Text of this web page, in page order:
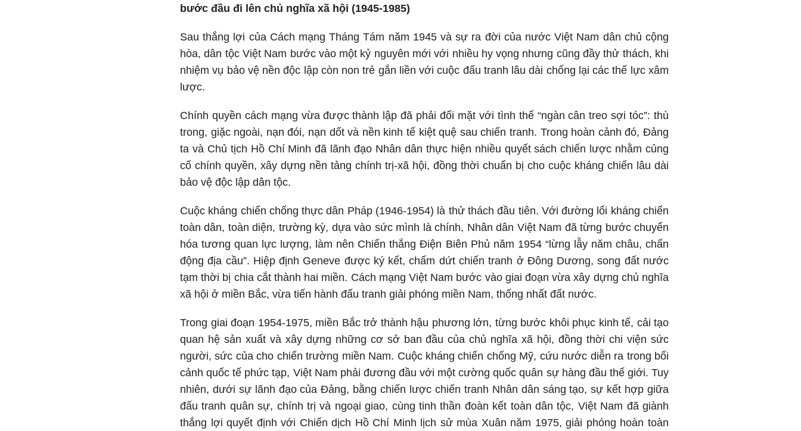
bước đầu đi lên chủ nghĩa xã hội (1945-1985)
Sau thắng lợi của Cách mạng Tháng Tám năm 1945 và sự ra đời của nước Việt Nam dân chủ cộng
hòa, dân tộc Việt Nam bước vào một kỷ nguyên mới với nhiều hy vọng nhưng cũng đầy thử thách, khi
nhiệm vụ bảo vệ nền độc lập còn non trẻ gắn liền với cuộc đấu tranh lâu dài chống lại các thế lực xâm
lược.
Chính quyền cách mạng vừa được thành lập đã phải đối mặt với tình thế “ngàn cân treo sợi tóc”: thù
trong, giặc ngoài, nạn đói, nạn dốt và nền kinh tế kiệt quệ sau chiến tranh. Trong hoàn cảnh đó, Đảng
ta và Chủ tịch Hồ Chí Minh đã lãnh đạo Nhân dân thực hiện nhiều quyết sách chiến lược nhằm củng
cố chính quyền, xây dựng nền tảng chính trị-xã hội, đồng thời chuẩn bị cho cuộc kháng chiến lâu dài
bảo vệ độc lập dân tộc.
Cuộc kháng chiến chống thực dân Pháp (1946-1954) là thử thách đầu tiên. Với đường lối kháng chiến
toàn dân, toàn diện, trường kỳ, dựa vào sức mình là chính, Nhân dân Việt Nam đã từng bước chuyển
hóa tương quan lực lượng, làm nên Chiến thắng Điện Biên Phủ năm 1954 “lừng lẫy năm châu, chấn
động địa cầu”. Hiệp định Geneve được ký kết, chấm dứt chiến tranh ở Đông Dương, song đất nước
tạm thời bị chia cắt thành hai miền. Cách mạng Việt Nam bước vào giai đoạn vừa xây dựng chủ nghĩa
xã hội ở miền Bắc, vừa tiến hành đấu tranh giải phóng miền Nam, thống nhất đất nước.
Trong giai đoạn 1954-1975, miền Bắc trở thành hậu phương lớn, từng bước khôi phục kinh tế, cải tạo
quan hệ sản xuất và xây dựng những cơ sở ban đầu của chủ nghĩa xã hội, đồng thời chi viện sức
người, sức của cho chiến trường miền Nam. Cuộc kháng chiến chống Mỹ, cứu nước diễn ra trong bối
cảnh quốc tế phức tạp, Việt Nam phải đương đầu với một cường quốc quân sự hàng đầu thế giới. Tuy
nhiên, dưới sự lãnh đạo của Đảng, bằng chiến lược chiến tranh Nhân dân sáng tạo, sự kết hợp giữa
đấu tranh quân sự, chính trị và ngoại giao, cùng tinh thần đoàn kết toàn dân tộc, Việt Nam đã giành
thắng lợi quyết định với Chiến dịch Hồ Chí Minh lịch sử mùa Xuân năm 1975, giải phóng hoàn toàn